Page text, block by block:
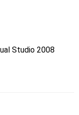
Studio 2008